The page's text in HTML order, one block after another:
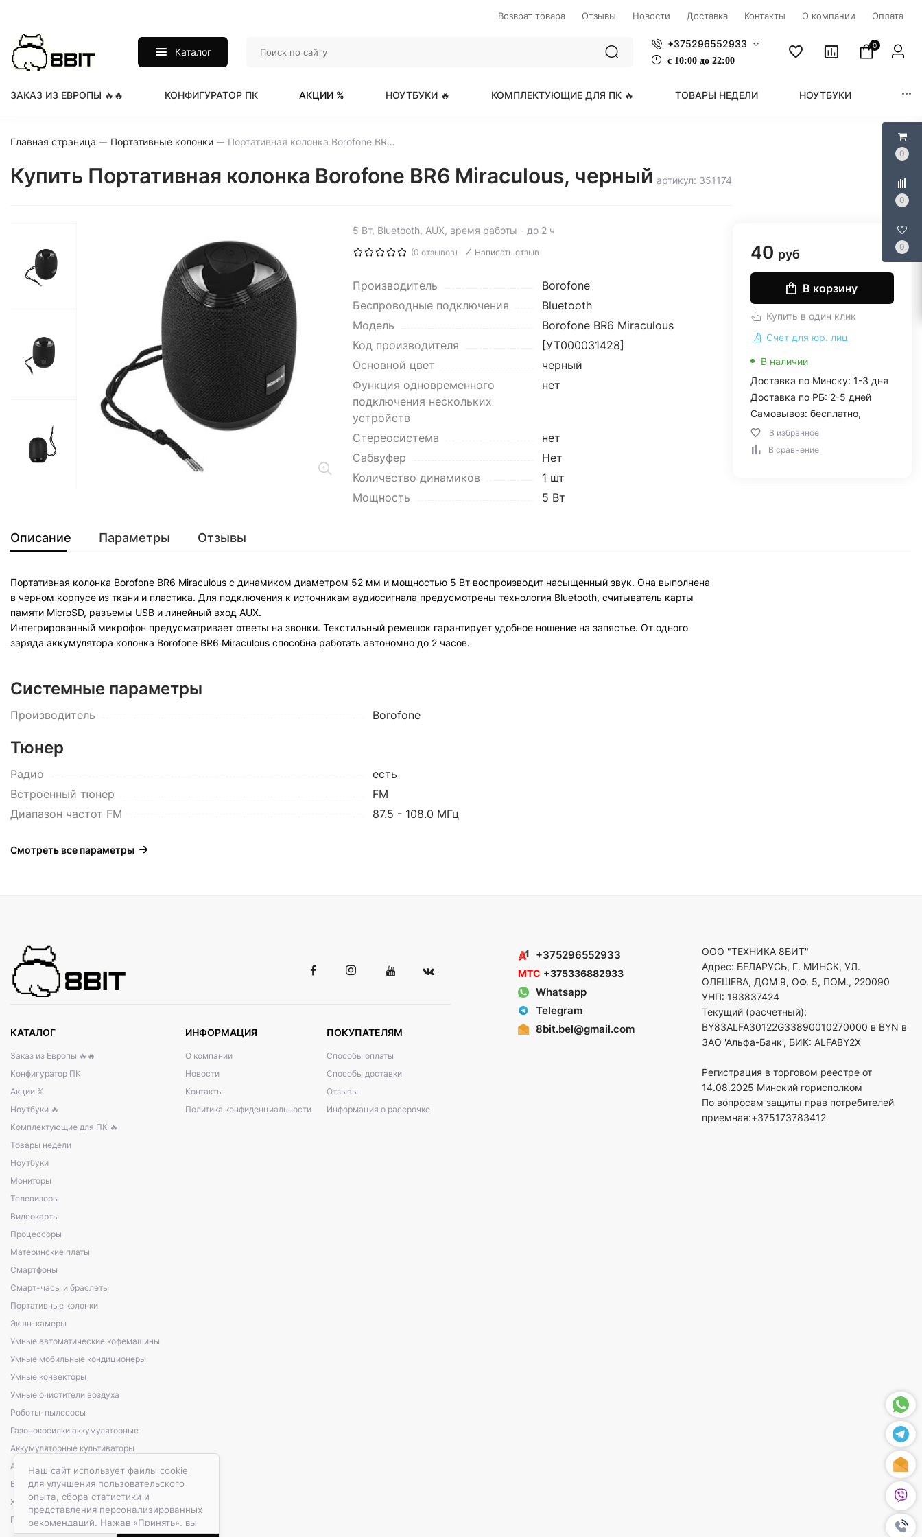
0
0
0
Наш сайт использует файлы cookie
для улучшения пользовательского
опыта, сбора статистики и
представления персонализированных
рекомендаций. Нажав «Принять», вы
Возврат товара Отзывы Новости Доставка Контакты О компании Оплата
Каталог
+375296552933
с 1 0:00 до 22:00
0
ЗАКАЗ ИЗ ЕВРОПЫ 🔥🔥 КОНФИГУРАТОР ПК АКЦИИ % НОУТБУКИ 🔥 КОМПЛЕКТУЮЩИЕ ДЛЯ ПК 🔥 ТОВАРЫ НЕДЕЛИ НОУТБУКИ
Главная страница Портативные колонки Портативная колонка Borofone BR6 Miraculous, черный
Купить Портативная колонка Borofone BR6 Miraculous, черный артикул: 351174
5 Вт, Bluetooth, AUX, время работы - до 2 ч
(0 отзывов) Написать отзыв
Производитель
Borofone
Беспроводные подключения
Bluetooth
Модель
Borofone BR6 Miraculous
Код производителя
[УТ000031428]
Основной цвет
черный
Функция одновременного
подключения нескольких
устройств
нет
Стереосистема
нет
Сабвуфер
Нет
Количество динамиков
1 шт
Мощность
5 Вт
40 руб
В корзину
Купить в один клик
Счет для юр. лиц
В наличии
Доставка по Минску: 1-3 дня
Доставка по РБ: 2-5 дней
Самовывоз: бесплатно,
В избранное
В сравнение
Описание Параметры Отзывы
Портативная колонка Borofone BR6 Miraculous с динамиком диаметром 52 мм и мощностью 5 Вт воспроизводит насыщенный звук. Она выполнена
в черном корпусе из ткани и пластика. Для подключения к источникам аудиосигнала предусмотрены технология Bluetooth, считыватель карты
памяти MicroSD, разъемы USB и линейный вход AUX.
Интегрированный микрофон предусматривает ответы на звонки. Текстильный ремешок гарантирует удобное ношение на запястье. От одного
заряда аккумулятора колонка Borofone BR6 Miraculous способна работать автономно до 2 часов.
Системные параметры
Производитель Borofone
Тюнер
Радио
есть
Встроенный тюнер
FM
Диапазон частот FM
87.5 - 108.0 МГц
Смотреть все параметры
КАТАЛОГ
Заказ из Европы 🔥🔥
Конфигуратор ПК
Акции %
Ноутбуки 🔥
Комплектующие для ПК 🔥
Товары недели
Ноутбуки
Мониторы
Телевизоры
Видеокарты
Процессоры
Материнские платы
Смартфоны
Смарт-часы и браслеты
Портативные колонки
Экшн-камеры
Умные автоматические кофемашины
Умные мобильные кондиционеры
Умные конвекторы
Умные очистители воздуха
Роботы-пылесосы
Газонокосилки аккумуляторные
Аккумуляторные культиваторы
Аккумуляторные кусторезы, сучкорезы
Варочные панели электрические
Холодильники автомобильные
Портативные зарядные станции
ИНФОРМАЦИЯ
О компании
Новости
Контакты
Политика конфиденциальности
ПОКУПАТЕЛЯМ
Способы оплаты
Способы доставки
Отзывы
Информация о рассрочке
+375296552933
МТС +375336882933
Whatsapp
Telegram
8bit.bel@gmail.com
ООО "ТЕХНИКА 8БИТ"
Адрес: БЕЛАРУСЬ, Г. МИНСК, УЛ.
ОЛЕШЕВА, ДОМ 9, ОФ. 5, ПОМ., 220090
УНП: 193837424
Текущий (расчетный):
BY83ALFA30122G33890010270000 в BYN в
ЗАО 'Альфа-Банк', БИК: ALFABY2X
Регистрация в торговом реестре от
14.08.2025 Минский горисполком
По вопросам защиты прав потребителей
приемная:+375173783412